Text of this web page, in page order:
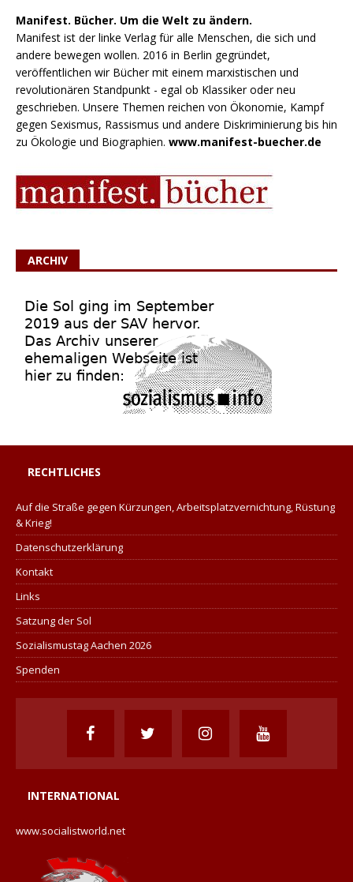
Manifest. Bücher. Um die Welt zu ändern.
Manifest ist der linke Verlag für alle Menschen, die sich und
andere bewegen wollen. 2016 in Berlin gegründet,
veröffentlichen wir Bücher mit einem marxistischen und
revolutionären Standpunkt - egal ob Klassiker oder neu
geschrieben. Unsere Themen reichen von Ökonomie, Kampf
gegen Sexismus, Rassismus und andere Diskriminierung bis hin
zu Ökologie und Biographien. www.manifest-buecher.de
ARCHIV
RECHTLICHES
Auf die Straße gegen Kürzungen, Arbeitsplatzvernichtung, Rüstung
& Krieg!
Datenschutzerklärung
Kontakt
Links
Satzung der Sol
Sozialismustag Aachen 2026
Spenden
INTERNATIONAL
www.socialistworld.net